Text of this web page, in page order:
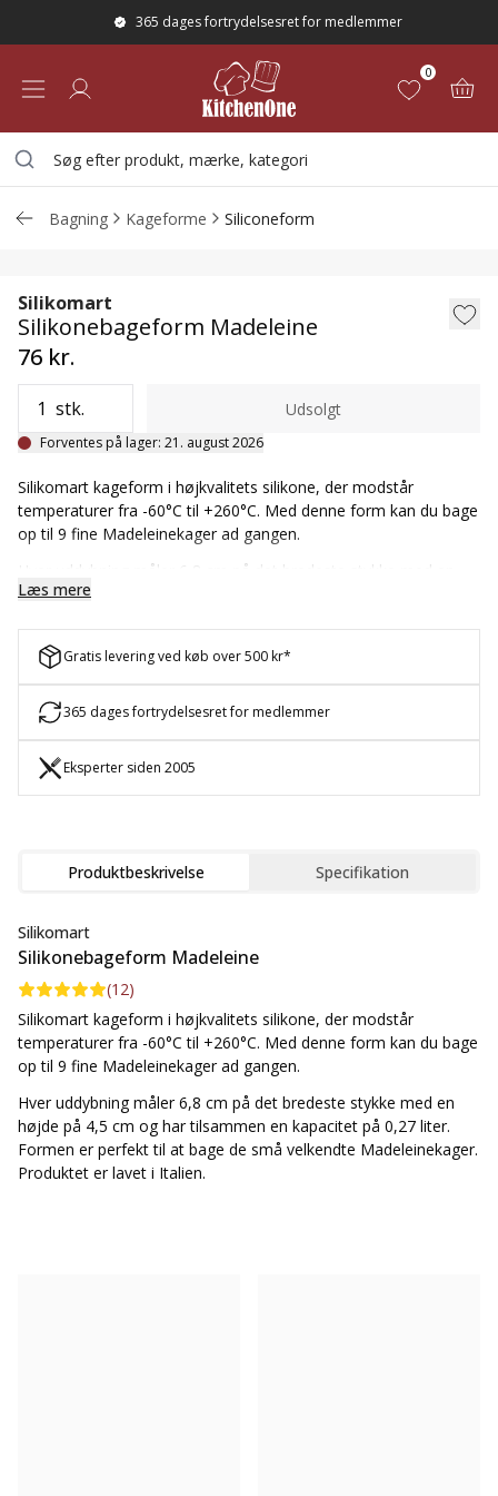
365 dages fortrydelsesret for medlemmer
0
Bagning Kageforme Siliconeform
Silikonebageform Madeleine
Silikomart
Silikonebageform Madeleine
76 kr.
stk. Udsolgt
Forventes på lager: 21. august 2026
Silikomart kageform i højkvalitets silikone, der modstår
temperaturer fra -60°C til +260°C. Med denne form kan du bage
op til 9 fine Madeleinekager ad gangen.
Hver uddybning måler 6,8 cm på det bredeste stykke med en
højde på 4,5 cm og har tilsammen en kapacitet på 0,27 liter.
Produktet er lavet i Italien.
Læs mere
Gratis levering ved køb over 500 kr*
365 dages fortrydelsesret for medlemmer
Eksperter siden 2005
Produktbeskrivelse Specifikation
Silikomart
Silikonebageform Madeleine
(12)
Silikomart kageform i højkvalitets silikone, der modstår
temperaturer fra -60°C til +260°C. Med denne form kan du bage
op til 9 fine Madeleinekager ad gangen.
Hver uddybning måler 6,8 cm på det bredeste stykke med en
højde på 4,5 cm og har tilsammen en kapacitet på 0,27 liter.
Formen er perfekt til at bage de små velkendte Madeleinekager.
Produktet er lavet i Italien.